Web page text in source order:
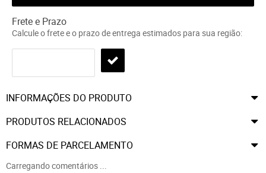
Frete e Prazo
Calcule o frete e o prazo de entrega estimados para sua região:
INFORMAÇÕES DO PRODUTO
PRODUTOS RELACIONADOS
FORMAS DE PARCELAMENTO
Carregando comentários ...